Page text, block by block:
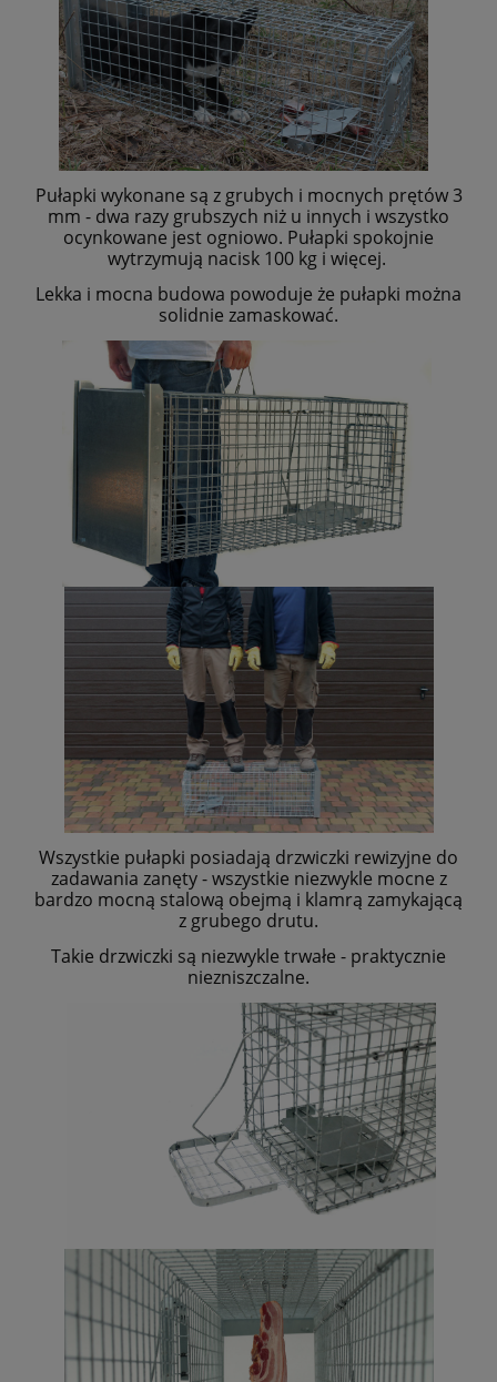
Pułapki wykonane są z grubych i mocnych prętów 3
mm - dwa razy grubszych niż u innych i wszystko
ocynkowane jest ogniowo. Pułapki spokojnie
wytrzymują nacisk 100 kg i więcej.
Lekka i mocna budowa powoduje że pułapki można
solidnie zamaskować.
Wszystkie pułapki posiadają drzwiczki rewizyjne do
zadawania zanęty - wszystkie niezwykle mocne z
bardzo mocną stalową obejmą i klamrą zamykającą
z grubego drutu.
Takie drzwiczki są niezwykle trwałe - praktycznie
niezniszczalne.